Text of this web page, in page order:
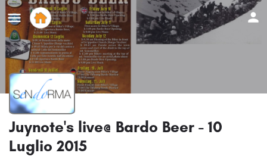
Juynote's live@ Bardo Beer - 10
Luglio 2015